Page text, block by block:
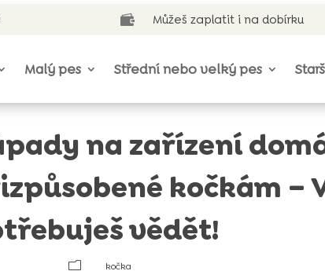
 Můžeš zaplatit i na dobírku
Malý pes Střední nebo velký pes
na zařízení
kočkám –
vědět!
m
kočka